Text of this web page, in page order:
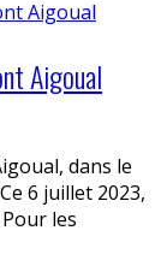
Aigoual
dans le
6 juillet 2023,
les